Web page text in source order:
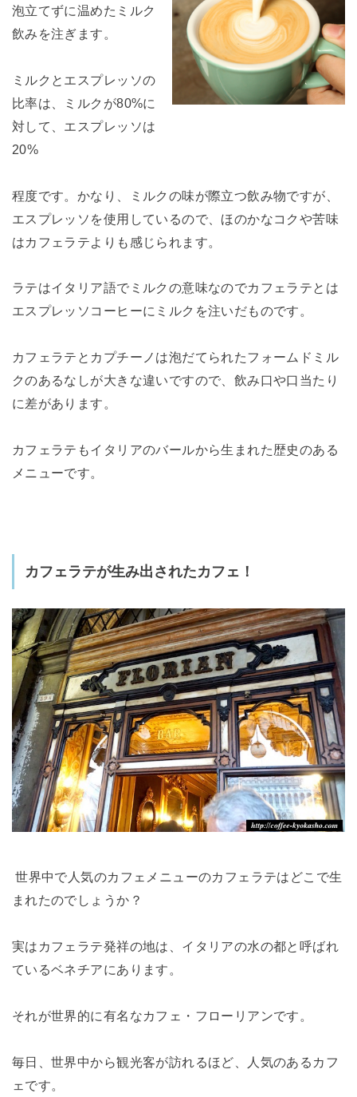
泡立てずに温めたミルク
飲みを注ぎます。
ミルクとエスプレッソの
比率は、ミルクが80%に
対して、エスプレッソは
20%
程度です。かなり、ミルクの味が際立つ飲み物ですが、
エスプレッソを使用しているので、ほのかなコクや苦味
はカフェラテよりも感じられます。
ラテはイタリア語でミルクの意味なのでカフェラテとは
エスプレッソコーヒーにミルクを注いだものです。
カフェラテとカプチーノは泡だてられたフォームドミル
クのあるなしが大きな違いですので、飲み口や口当たり
に差があります。
カフェラテもイタリアのバールから生まれた歴史のある
メニューです。
カフェラテが生み出されたカフェ！
世界中で人気のカフェメニューのカフェラテはどこで生
まれたのでしょうか？
実はカフェラテ発祥の地は、イタリアの水の都と呼ばれ
ているベネチアにあります。
それが世界的に有名なカフェ・フローリアンです。
毎日、世界中から観光客が訪れるほど、人気のあるカフ
ェです。